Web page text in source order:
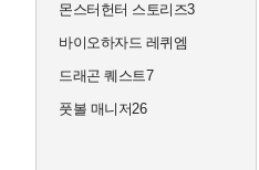
몬스터헌터 스토리즈3
바이오하자드 레퀴엠
드래곤 퀘스트7
풋볼 매니저26